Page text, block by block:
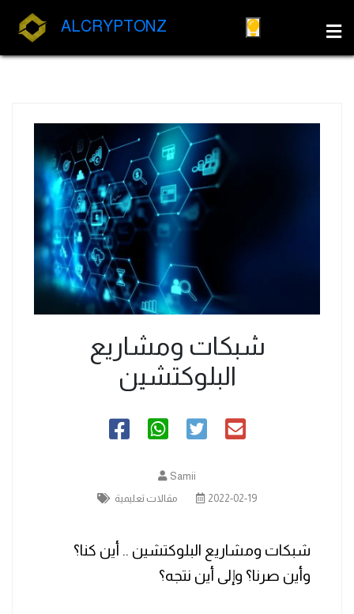
ALCRYPTONZ
شبكات ومشاريع
البلوكتشين
Samii
2022-02-19
مقالات تعليمية
‏شبكات ومشاريع البلوكتشين .. أين كنا؟
وأين صرنا؟ وإلى أين نتجه؟